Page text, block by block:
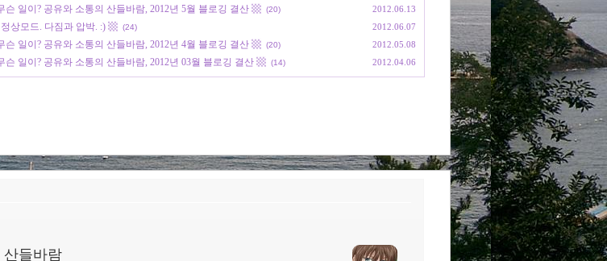
일이? 공유와 소통의 산들바람, 2012년 5월 블로깅 결산 ▩ (20) 2012.06.13
상모드. 다짐과 압박. :) ▩ (24) 2012.06.07
일이? 공유와 소통의 산들바람, 2012년 4월 블로깅 결산 ▩ (20) 2012.05.08
일이? 공유와 소통의 산들바람, 2012년 03월 블로깅 결산 ▩ (14) 2012.04.06
산들바람